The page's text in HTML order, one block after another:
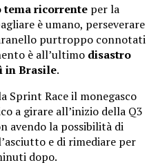
tema ricorrente per la
è umano, perseverare
purtroppo connotati
è all’ultimo disastro
in Brasile.
Sprint Race il monegasco
a girare all’inizio della Q3
avendo la possibilità di
e di rimediare per
dopo.